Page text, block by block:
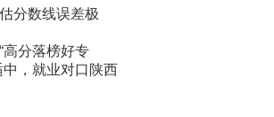
分数线误差极
分落榜好专
，就业对口陕西